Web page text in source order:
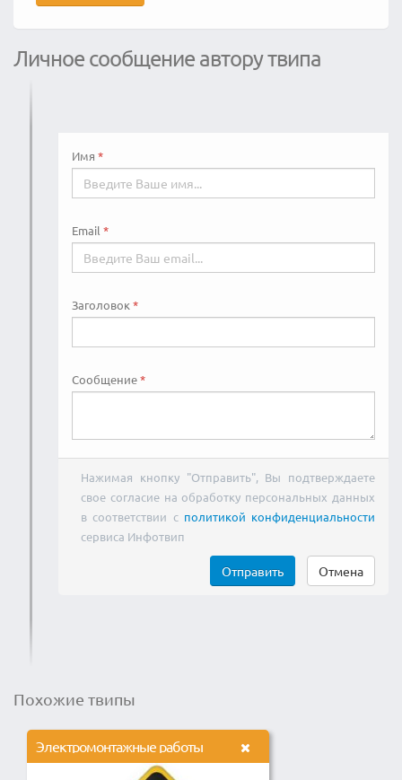
Личное сообщение автору твипа
Имя
Email
Заголовок
Сообщение
Нажимая кнопку "Отправить", Вы подтверждаете
свое согласие на обработку персональных данных
в соответствии с политикой конфиденциальности
сервиса Инфотвип
Отправить Отмена
Похожие твипы
Электромонтажные работы